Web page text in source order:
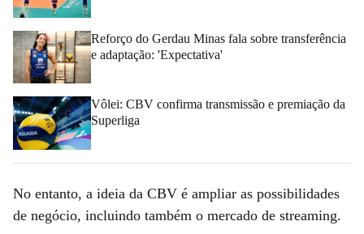
Reforço do Gerdau Minas fala sobre transferência
e adaptação: 'Expectativa'
Vôlei: CBV confirma transmissão e premiação da
Superliga
No entanto, a ideia da CBV é ampliar as possibilidades
de negócio, incluindo também o mercado de streaming.